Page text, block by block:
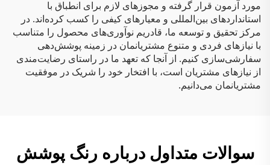
مورد آزمون قرار گرفته و مجوزهای لازم برای انطباق با
استانداردهای بین‌المللی و معیارهای کیفی را کسب کرده‌اند. در
مرکز تحقیق و توسعه ما، قادریم نوآوری‌های محصول را متناسب
با نیازهای فردی و متنوع مشتریانمان در زمینه پوشش‌دهی
سفارشی‌سازی کنیم. از آنجا که تعهد ما در راستای رضایت‌مندی
از نیازهای مشتریان است، با افتخار خود را شریک در موفقیت
مشتریانمان می‌دانیم.
سوالات متداول درباره رنگ پوشش